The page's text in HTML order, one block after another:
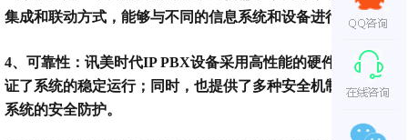
集成和联动方式，能够与不同的信息系统和设备进行互动。
4、可靠性：讯美时代IP PBX设备采用高性能的硬件平台，保
证了系统的稳定运行；同时，也提供了多种安全机制，保证了
系统的安全防护。